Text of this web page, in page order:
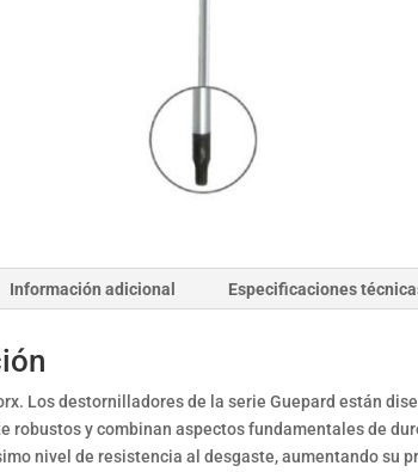
Información adicional Especificaciones
Los destornilladores de la serie Guepard están
robustos y combinan aspectos fundamentales de
nivel de resistencia al desgaste, aumentando su